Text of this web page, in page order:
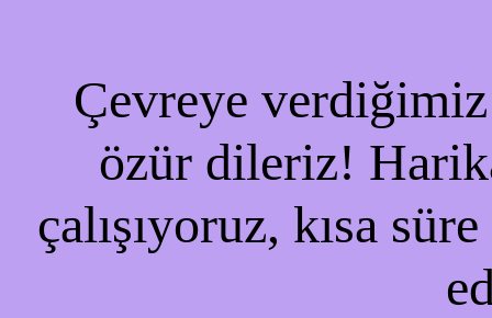
Çevreye verdiğimiz
özür dileriz!
çalışıyoruz, kısa